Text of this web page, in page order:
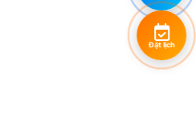
Đặt lịch